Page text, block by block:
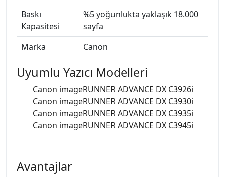
Baskı
Kapasitesi
%5 yoğunlukta yaklaşık 18.000
sayfa
Marka
Canon
Uyumlu Yazıcı Modelleri
Canon imageRUNNER ADVANCE DX C3926i
Canon imageRUNNER ADVANCE DX C3930i
Canon imageRUNNER ADVANCE DX C3935i
Canon imageRUNNER ADVANCE DX C3945i
Avantajlar